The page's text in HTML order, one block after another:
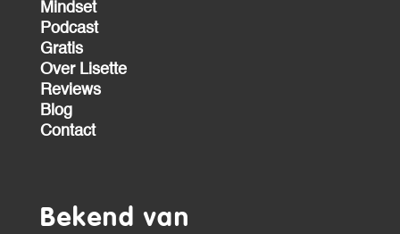
Mindset
Podcast
Gratis
Over Lisette
Reviews
Blog
Contact
Bekend van